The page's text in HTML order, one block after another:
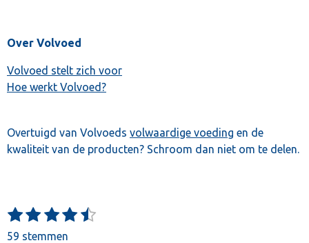
Over Volvoed
Volvoed stelt zich voor
Hoe werkt Volvoed?
Overtuigd van Volvoeds volwaardige voeding en de
kwaliteit van de producten? Schroom dan niet om te delen.
R
a
1
s
2
s
3
s
4
s
5 S
59 stemmen